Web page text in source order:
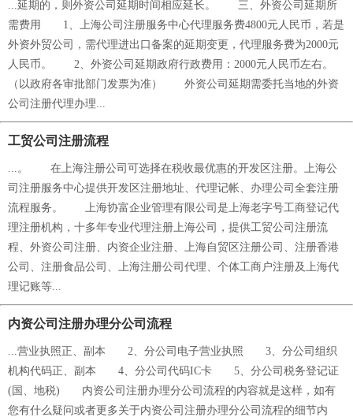
...延期的，则外资公司延期时间相应延长。 三、外资公司延期所
需费用 1、上海公司注册服务中心代理服务费4800元人民币，若是
外资外贸公司，需代理进出口备案的延期变更，代理服务费为2000元
人民币。 2、外资公司延期政府行政费用：2000元人民币左右。
（以政府各审批部门发票为准） 外资公司延期需委托当地的外资
公司注册代理办理...
工贸公司注册流程
...。 在上海注册公司可选择在税收最优惠的开发区注册。上海公
司注册服务中心提供开发区注册地址、代理记帐、办理公司全套注册
流程服务。 上海协富企业管理有限公司是上海老字号工商登记代
理注册机构，十多年专业代理注册上海公司，提供工贸公司注册流
程、外资公司注册、内资企业注册、上海自贸区注册公司、注册香港
公司、注册食品公司、上海注册公司代理、个体工商户注册及上海代
理记账等...
内资公司注册办理分公司流程
...营业执照正、副本 2、分公司电子营业执照 3、分公司组织
机构代码正、副本 4、分公司代码IC卡 5、分公司税务登记证
(国、地税) 内资公司注册办理分公司流程的内容就是这样，如有
您有什么疑问或者更多关于内资公司注册办理分公司流程的细节内